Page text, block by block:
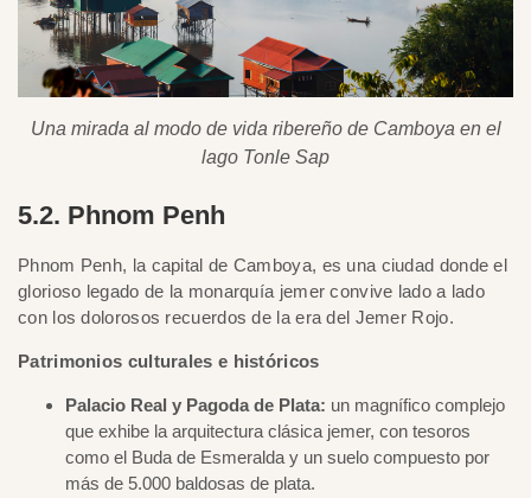
Una mirada al modo de vida ribereño de Camboya en el
lago Tonle Sap
5.2. Phnom Penh
Phnom Penh, la capital de Camboya, es una ciudad donde el
glorioso legado de la monarquía jemer convive lado a lado
con los dolorosos recuerdos de la era del Jemer Rojo.
Patrimonios culturales e históricos
Palacio Real y Pagoda de Plata: un magnífico complejo
que exhibe la arquitectura clásica jemer, con tesoros
como el Buda de Esmeralda y un suelo compuesto por
más de 5.000 baldosas de plata.